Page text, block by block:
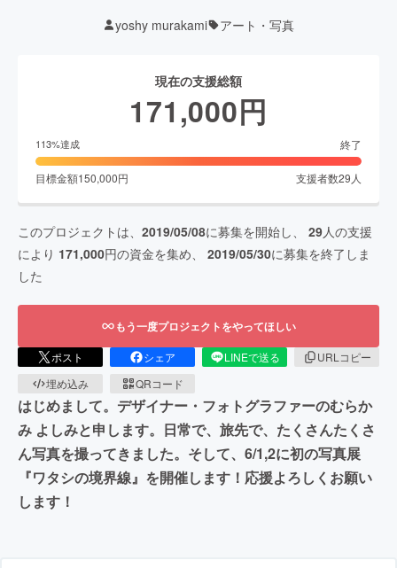
yoshy murakami アート・写真
現在の支援総額
171,000円
113%達成 終了
目標金額150,000円 支援者数29 人
このプロジェクトは、 2019/05/08に募集を開始し、 29人の支援
により 171,000円の資金を集め、 2019/05/30に募集を終了しま
した
もう一度プロジェクトをやってほしい
ポスト シェア LINEで送る
URLコピー
埋め込み
QRコード
はじめまして。デザイナー・フォトグラファーのむらか
み よしみと申します。日常で、旅先で、たくさんたくさ
ん写真を撮ってきました。そして、6/1,2に初の写真展
『ワタシの境界線』を開催します！応援よろしくお願い
します！